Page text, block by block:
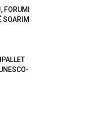
FORUMI
SQARIM